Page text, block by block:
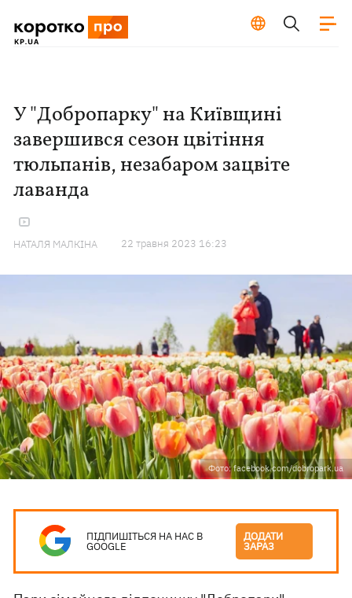
У "Добропарку" на Київщині
завершився сезон цвітіння
тюльпанів, незабаром зацвіте
лаванда
НАТАЛЯ МАЛКІНА 22 травня 2023 16:23
Фото: facebook.com/dobropark.ua
ПІДПИШІТЬСЯ НА НАС В
GOOGLE
ДОДАТИ
ЗАРАЗ